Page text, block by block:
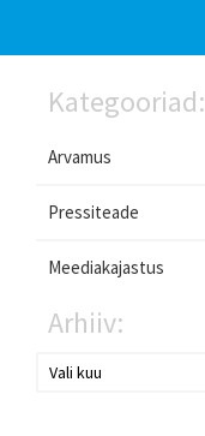
Kategooriad:
Arvamus
Pressiteade
Meediakajastus
Arhiiv: